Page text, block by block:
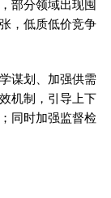
部分领域出现囤
，低质低价竞争
谋划、加强供需
机制，引导上下
同时加强监督检